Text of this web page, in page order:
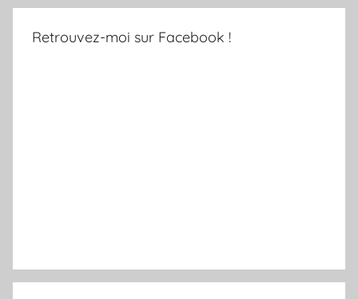
Retrouvez-moi sur Facebook !